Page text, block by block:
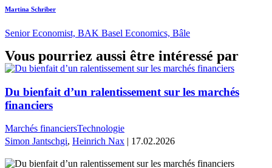
Martina Schriber
Senior Economist, BAK Basel Economics, Bâle
Vous pourriez aussi être intéressé par
Du bienfait d’un ralentissement sur les marchés
financiers
Marchés financiersTechnologie
Simon Jantschgi, Heinrich Nax | 17.02.2026